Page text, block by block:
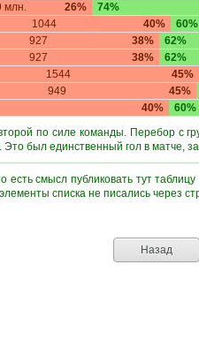
26%
млн. 74%
40%
1044 60%
38%
927 62%
38%
927 62%
45%
1544
45%
949
40%
60%
по силе команды. Перебор с
был единственный гол в матче,
смысл публиковать тут
списка не писались через
Назад